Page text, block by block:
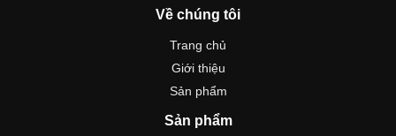
Về chúng tôi
Trang chủ
Giới thiệu
Sản phẩm
Sản phẩm